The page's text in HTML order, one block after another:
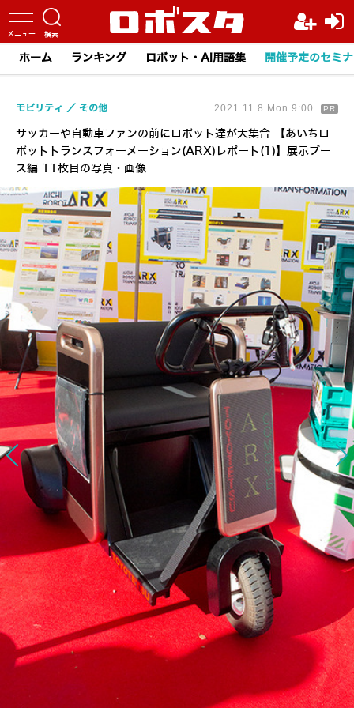
ホーム ランキング ロボット・AI用語集 開催予定のセミ
サッカーや自動車ファンの前にロボット達が大集合 【あいちロ
ボットトランスフォーメーション(ARX)レポート(1)】展示ブー
ス編 11枚目の写真・画像
モビリティ その他 2021.11.8 Mon 9:00 PR